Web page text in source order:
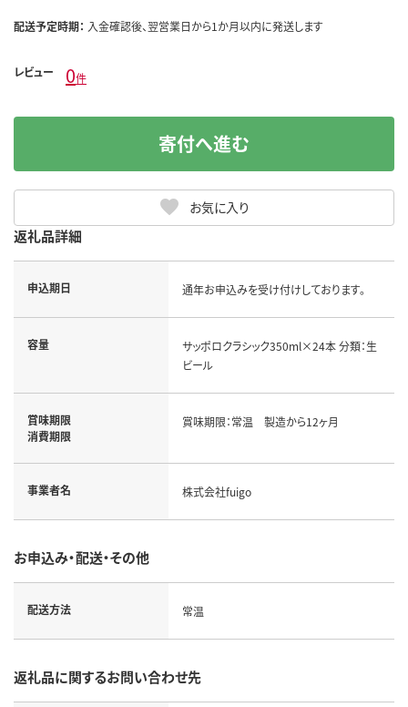
配送予定時期： 入金確認後、翌営業日から1か月以内に発送します
レビュー 0件
お気に入り
寄付へ進む
返礼品詳細
申込期日 通年お申込みを受け付けしております。
容量
サッポロクラシック350ml×24本 分類：生
ビール
賞味期限
消費期限
賞味期限：常温 製造から12ヶ月
事業者名 株式会社fuigo
お申込み・配送・その他
配送方法 常温
返礼品に関するお問い合わせ先